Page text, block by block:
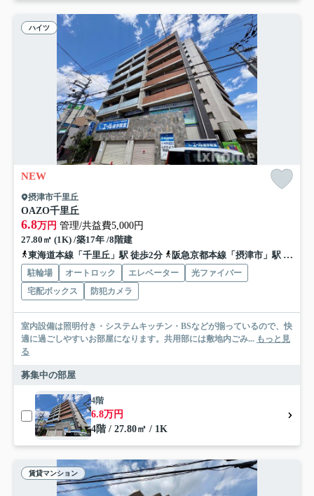
ハイツ
NEW
摂津市千里丘
OAZO千里丘
6.8万円 管理/共益費5,000円
27.80㎡ (1K) /築17年 /8階建
東海道本線「千里丘」駅 徒歩2分
阪急京都本線「摂津市」駅 徒歩12分
駐輪場 オートロック エレベーター
光ファイバー
宅配ボックス
防犯カメラ
室内設備は照明付き・システムキッチン・BSなどが揃っているので、快
適に過ごしやすいお部屋になります。共用部には敷地内ごみ... もっと見
る
募集中の部屋
4階
6.8万円
4階 / 27.80㎡ / 1K
賃貸マンション